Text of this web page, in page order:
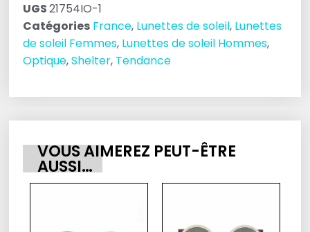
UGS21754IO-1
Catégories France, Lunettes de soleil, Lunettes
de soleil Femmes, Lunettes de soleil Hommes,
Optique,Shelter, Tendance
VOUS AIMEREZ PEUT-ÊTRE
AUSSI…